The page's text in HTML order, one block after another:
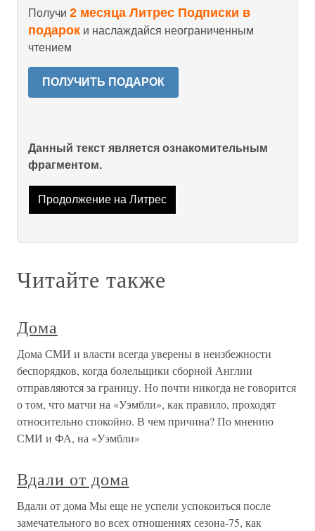
Получи 2 месяца Литрес Подписки в
подарок и наслаждайся неограниченным
чтением
ПОЛУЧИТЬ ПОДАРОК
Данный текст является ознакомительным
фрагментом.
Продолжение на Литрес
Читайте также
Дома
Дома СМИ и власти всегда уверены в неизбежности
беспорядков, когда болельщики сборной Англии
отправляются за границу. Но почти никогда не говорится
о том, что матчи на «Уэмбли», как правило, проходят
относительно спокойно. В чем причина? По мнению
СМИ и ФА, на «Уэмбли»
Вдали от дома
Вдали от дома Мы еще не успели успокоиться после
замечательного во всех отношениях сезона-75, как